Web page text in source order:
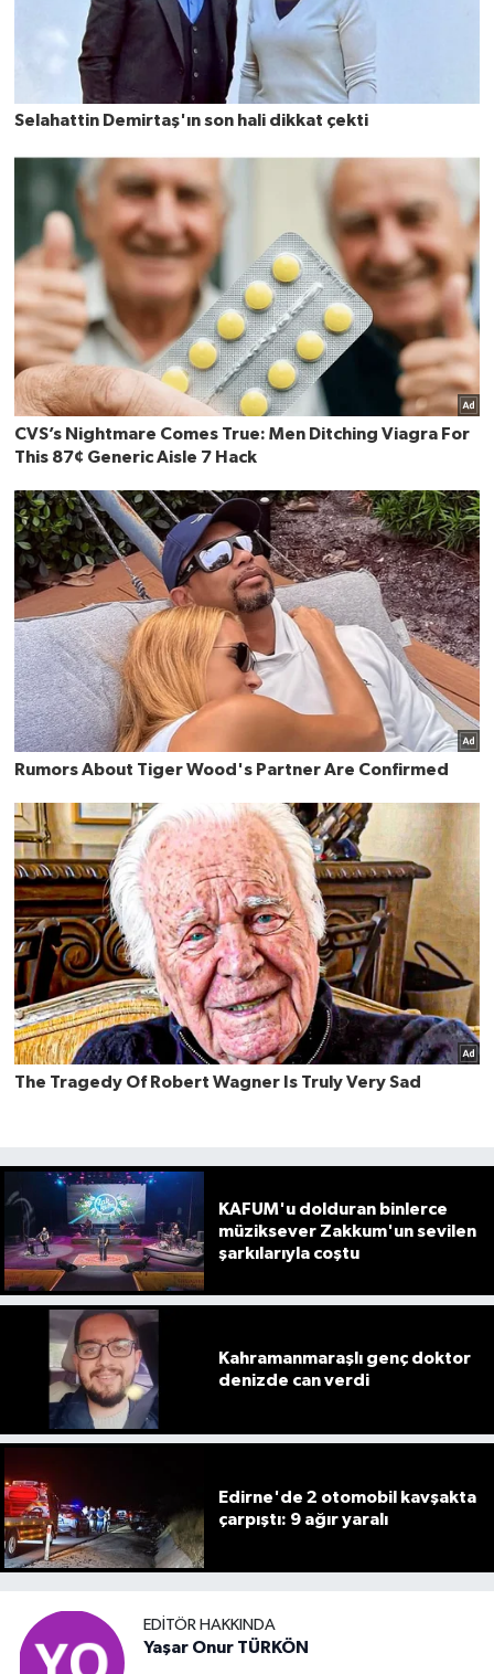
KAFUM'u dolduran binlerce
müziksever Zakkum'un sevilen
şarkılarıyla coştu
Kahramanmaraşlı genç doktor
denizde can verdi
Edirne'de 2 otomobil kavşakta
çarpıştı: 9 ağır yaralı
EDITÖR HAKKINDA
Yaşar Onur TÜRKÖN